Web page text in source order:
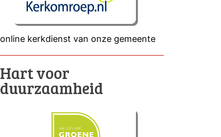
online kerkdienst van onze gemeente
Hart voor
duurzaamheid